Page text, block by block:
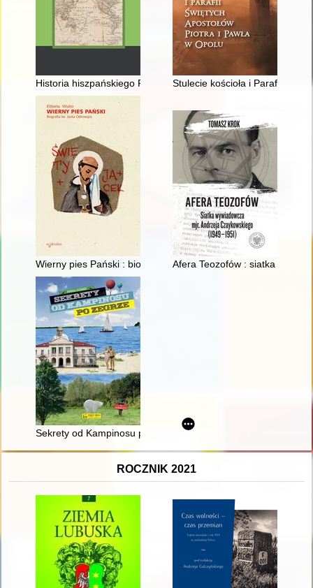
Historia hiszpańskiego Pacyfiku. T. 1,Stulecie kościoła i Parafii
Wierny pies Pański : biografia św. Jacka Odrowąża
Afera Teozofów : siatka
Sekrety od Kampinosu po Zegrze
ROCZNIK 2021